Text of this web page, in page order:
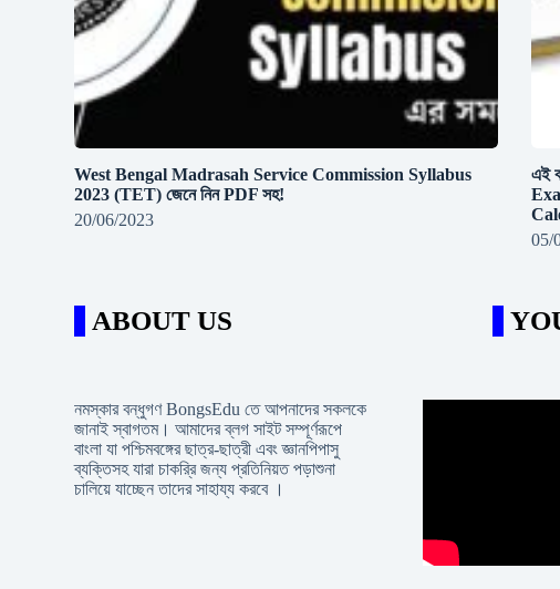
West Bengal Madrasah Service Commission Syllabus
2023 (TET) জেনে নিন PDF সহ!
20/06/2023
এই
05/
ABOUT US
নমস্কার বন্ধুগণ BongsEdu তে আপনাদের সকলকে
জানাই স্বাগতম। আমাদের ব্লগ সাইট সম্পূর্ণরূপে
বাংলা যা পশ্চিমবঙ্গের ছাত্র-ছাত্রী এবং জ্ঞানপিপাসু
ব্যক্তিসহ যারা চাকরি্র জন্য প্রতিনিয়ত পড়াশুনা
চালিয়ে যাচ্ছেন তাদের সাহায্য করবে ।